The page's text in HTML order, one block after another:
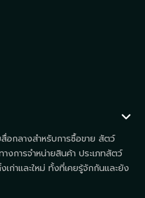
สื่อกลางสำหรับการซื้อขาย สัตว์
งการจำหน่ายสินค้า ประเภทสัตว์
ก่าและใหม่ ทั้งที่เคยรู้จักกันและยัง